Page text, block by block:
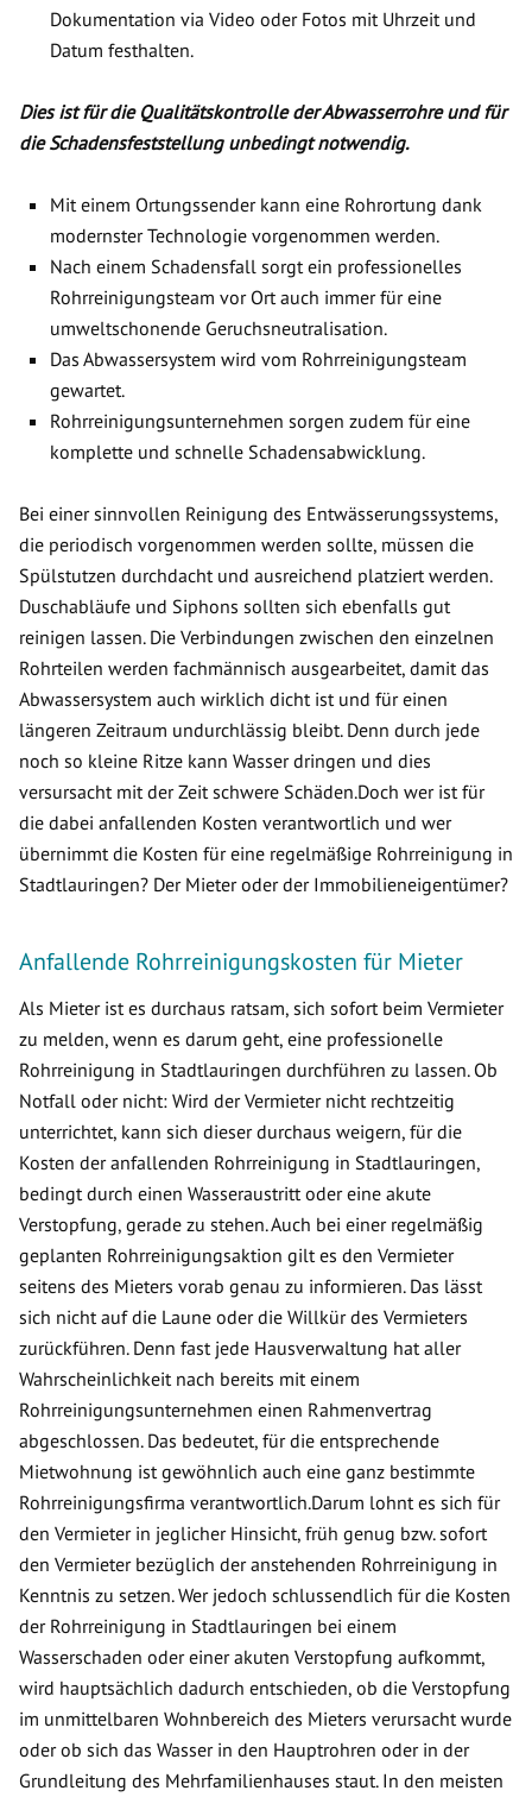
Dokumentation via Video oder Fotos mit Uhrzeit und
Datum festhalten.
Dies ist für die Qualitätskontrolle der Abwasserrohre und für
die Schadensfeststellung unbedingt notwendig.
Mit einem Ortungssender kann eine Rohrortung dank
modernster Technologie vorgenommen werden.
Nach einem Schadensfall sorgt ein professionelles
Rohrreinigungsteam vor Ort auch immer für eine
umweltschonende Geruchsneutralisation.
Das Abwassersystem wird vom Rohrreinigungsteam
gewartet.
Rohrreinigungsunternehmen sorgen zudem für eine
komplette und schnelle Schadensabwicklung.
Bei einer sinnvollen Reinigung des Entwässerungssystems,
die periodisch vorgenommen werden sollte, müssen die
Spülstutzen durchdacht und ausreichend platziert werden.
Duschabläufe und Siphons sollten sich ebenfalls gut
reinigen lassen. Die Verbindungen zwischen den einzelnen
Rohrteilen werden fachmännisch ausgearbeitet, damit das
Abwassersystem auch wirklich dicht ist und für einen
längeren Zeitraum undurchlässig bleibt. Denn durch jede
noch so kleine Ritze kann Wasser dringen und dies
versursacht mit der Zeit schwere Schäden.Doch wer ist für
die dabei anfallenden Kosten verantwortlich und wer
übernimmt die Kosten für eine regelmäßige Rohrreinigung in
Stadtlauringen? Der Mieter oder der Immobilieneigentümer?
Anfallende Rohrreinigungskosten für Mieter
Als Mieter ist es durchaus ratsam, sich sofort beim Vermieter
zu melden, wenn es darum geht, eine professionelle
Rohrreinigung in Stadtlauringen durchführen zu lassen. Ob
Notfall oder nicht: Wird der Vermieter nicht rechtzeitig
unterrichtet, kann sich dieser durchaus weigern, für die
Kosten der anfallenden Rohrreinigung in Stadtlauringen,
bedingt durch einen Wasseraustritt oder eine akute
Verstopfung, gerade zu stehen. Auch bei einer regelmäßig
geplanten Rohrreinigungsaktion gilt es den Vermieter
seitens des Mieters vorab genau zu informieren. Das lässt
sich nicht auf die Laune oder die Willkür des Vermieters
zurückführen. Denn fast jede Hausverwaltung hat aller
Wahrscheinlichkeit nach bereits mit einem
Rohrreinigungsunternehmen einen Rahmenvertrag
abgeschlossen. Das bedeutet, für die entsprechende
Mietwohnung ist gewöhnlich auch eine ganz bestimmte
Rohrreinigungsfirma verantwortlich.Darum lohnt es sich für
den Vermieter in jeglicher Hinsicht, früh genug bzw. sofort
den Vermieter bezüglich der anstehenden Rohrreinigung in
Kenntnis zu setzen. Wer jedoch schlussendlich für die Kosten
der Rohrreinigung in Stadtlauringen bei einem
Wasserschaden oder einer akuten Verstopfung aufkommt,
wird hauptsächlich dadurch entschieden, ob die Verstopfung
im unmittelbaren Wohnbereich des Mieters verursacht wurde
oder ob sich das Wasser in den Hauptrohren oder in der
Grundleitung des Mehrfamilienhauses staut. In den meisten